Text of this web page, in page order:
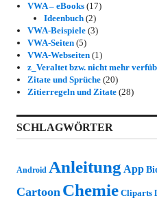
VWA – eBooks (17)
Ideenbuch (2)
VWA-Beispiele (3)
VWA-Seiten (5)
VWA-Webseiten (1)
z_Veraltet bzw. nicht mehr
Zitate und Sprüche (20)
Zitierregeln und Zitate (28)
SCHLAGWÖRTER
Android Anleitung App
Cartoon Chemie Cliparts